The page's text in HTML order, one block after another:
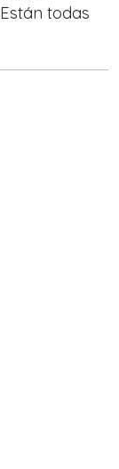
todas